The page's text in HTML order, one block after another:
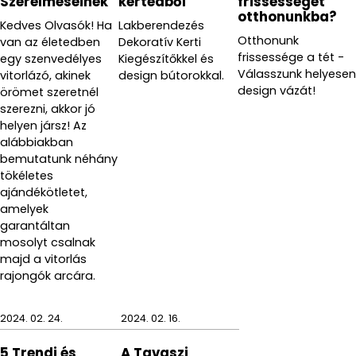
Kedves Olvasók! Ha
van az életedben
egy szenvedélyes
vitorlázó, akinek
örömet szeretnél
szerezni, akkor jó
helyen jársz! Az
alábbiakban
bemutatunk néhány
tökéletes
ajándékötletet,
amelyek
garantáltan
mosolyt csalnak
majd a vitorlás
rajongók arcára.
Lakberendezés
Dekoratív Kerti
Kiegészítőkkel és
design bútorokkal.
otthonunkba?
Otthonunk
frissessége a tét -
Válasszunk helyesen
design vázát!
2024. 02. 24. 2024. 02. 16.